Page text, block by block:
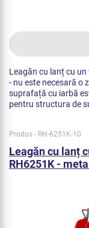
Leagăn cu lanț cu
- nu este necesară o
suprafață cu iarbă
pentru structura de
Produs - RH-6251K-10
Leagăn cu lanț
RH6251K -